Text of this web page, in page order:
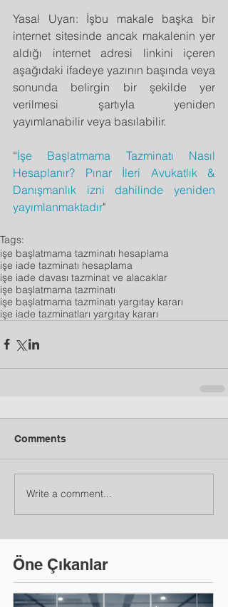
Yasal Uyarı: İşbu makale başka bir
internet sitesinde ancak makalenin yer
aldığı internet adresi linkini içeren
aşağıdaki ifadeye yazının başında veya
sonunda belirgin bir şekilde yer
verilmesi şartıyla yeniden
yayımlanabilir veya basılabilir.
“İşe Başlatmama Tazminatı Nasıl
Hesaplanır? Pınar İleri Avukatlık &
Danışmanlık izni dahilinde yeniden
yayımlanmaktadır"
Tags:
işe başlatmama tazminatı hesaplama
işe iade tazminatı hesaplama
işe iade davası tazminat ve alacaklar
işe başlatmama tazminatı
işe başlatmama tazminatı yargıtay kararı
işe iade tazminatları yargıtay kararı
Comments
Write a comment...
Öne Çıkanlar